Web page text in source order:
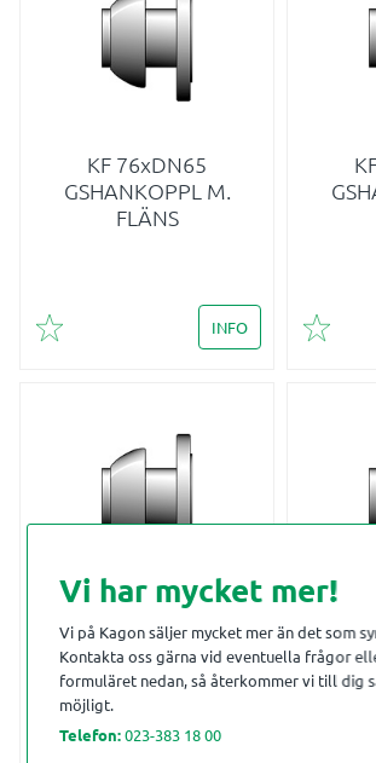
KF 76xDN65
GSHANKOPPL M.
FLÄNS
Lägg till i favoriter
INFO
Lägg
KF 102xDN100
GSHANKOPPL M.
FLÄNS
KF
Vi har mycket mer!
Vi på Kagon säljer mycket mer än det som
Kontakta oss gärna vid eventuella frågor
formuläret nedan, så återkommer vi till dig
möjligt.
Telefon:023-383 18 00